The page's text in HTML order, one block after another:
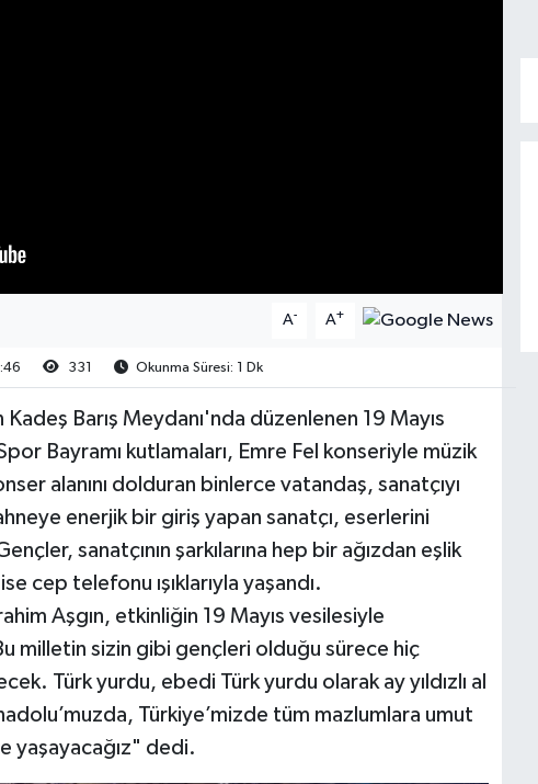
A- A+
331 Okunma Süresi: 1 Dk
Barış Meydanı'nda düzenlenen 19 Mayıs
Bayramı kutlamaları, Emre Fel konseriyle müzik
alanını dolduran binlerce vatandaş, sanatçıyı
enerjik bir giriş yapan sanatçı, eserlerini
sanatçının şarkılarına hep bir ağızdan eşlik
cep telefonu ışıklarıyla yaşandı.
Aşgın, etkinliğin 19 Mayıs vesilesiyle
milletin sizin gibi gençleri olduğu sürece hiç
Türk yurdu, ebedi Türk yurdu olarak ay yıldızlı al
Türkiye’mizde tüm mazlumlara umut
yaşayacağız" dedi.